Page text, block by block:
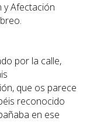
y Afectación
por la calle,
que os parece
reconocido
en ese